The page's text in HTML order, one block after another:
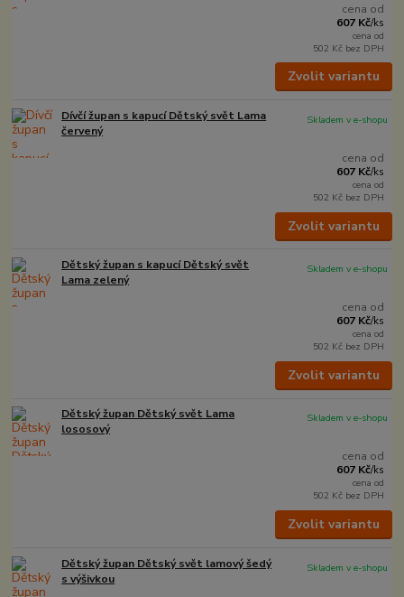
cena od
607 Kč/ks
cena od
502 Kč bez DPH
Zvolit variantu
Dívčí župan s kapucí Dětský svět Lama
červený
cena od
607 Kč/ks
cena od
502 Kč bez DPH
Skladem v e-shopu
Zvolit variantu
Dětský župan s kapucí Dětský svět
Lama zelený
cena od
607 Kč/ks
cena od
502 Kč bez DPH
Skladem v e-shopu
Zvolit variantu
Dětský župan Dětský svět Lama
lososový
cena od
607 Kč/ks
cena od
502 Kč bez DPH
Skladem v e-shopu
Zvolit variantu
Dětský župan Dětský svět lamový šedý
s výšivkou
Skladem v e-shopu